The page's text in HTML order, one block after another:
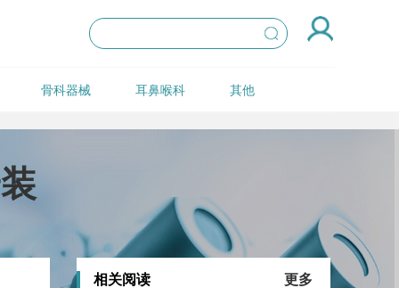
骨科器械 耳鼻喉科 其他
相关阅读 更多